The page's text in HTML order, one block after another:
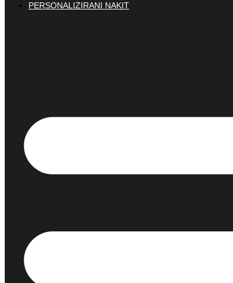
PERSONALIZIRANI NAKIT